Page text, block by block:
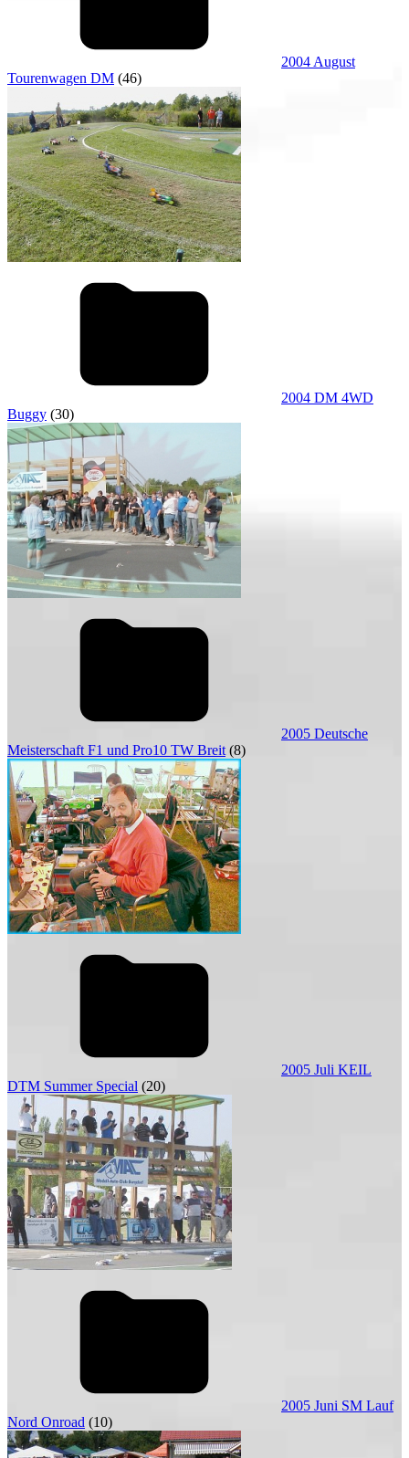
2004 August
Tourenwagen DM (46)
2004 DM 4WD
Buggy (30)
2005 Deutsche
Meisterschaft F1 und Pro10 TW Breit (8)
2005 Juli KEIL
DTM Summer Special (20)
2005 Juni SM Lauf
Nord Onroad (10)